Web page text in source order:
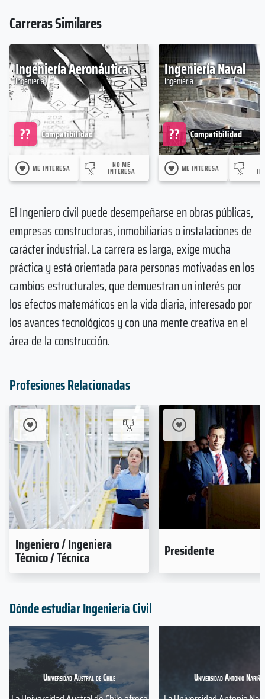
Carreras Similares
Ingeniería Aeronáutica
Ingeniería
Compatibilidad
??
ME INTERESA NO ME
INTERESA
Ingeniería Naval
Ingeniería
Compatibilidad
??
ME INTERESA
El Ingeniero civil puede desempeñarse en obras públicas,
empresas constructoras, inmobiliarias o instalaciones de
carácter industrial. La carrera es larga, exige mucha
práctica y está orientada para personas motivadas en los
cambios estructurales, que demuestran un interés por
los efectos matemáticos en la vida diaria, interesado por
los avances tecnológicos y con una mente creativa en el
área de la construcción.
Profesiones Relacionadas
Ingeniero / Ingeniera
Técnico / Técnica Presidente
Dónde estudiar Ingeniería Civil
Universidad Austral de Chile Universidad Antonio Nariño